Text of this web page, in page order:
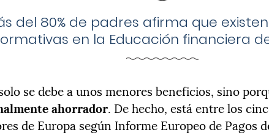
del 80% de padres afirma que
en la Educación financiera
se debe a unos menores beneficios, sino
ahorrador. De hecho, está entre los
de Europa según Informe Europeo de Pagos